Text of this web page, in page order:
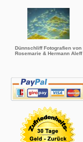
Dünnschliff Fotografien von
Rosemarie & Hermann Aleff